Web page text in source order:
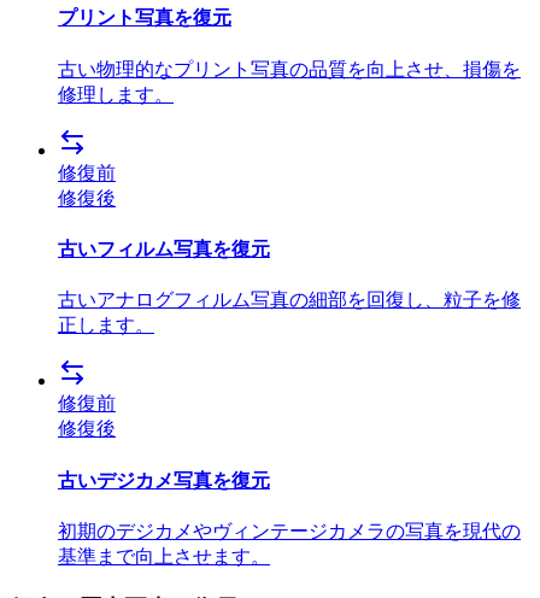
プリント写真を復元
古い物理的なプリント写真の品質を向上させ、損傷を
修理します。
修復前
修復後
古いフィルム写真を復元
古いアナログフィルム写真の細部を回復し、粒子を修
正します。
修復前
修復後
古いデジカメ写真を復元
初期のデジカメやヴィンテージカメラの写真を現代の
基準まで向上させます。